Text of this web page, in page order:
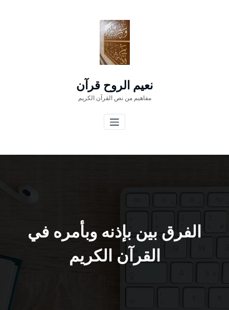
نعيم الروح قرآن
مفاهيم من نص القرآن الكريم
الفرق بين بإذنه وبأمره في
القرآن الكريم